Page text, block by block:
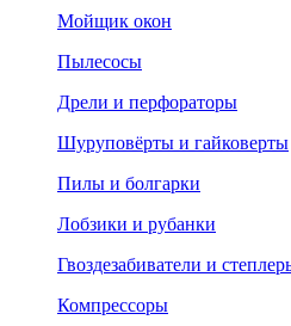
Мойщик окон
Пылесосы
Дрели и перфораторы
Шуруповёрты и гайковерты
Пилы и болгарки
Лобзики и рубанки
Гвоздезабиватели и
Компрессоры